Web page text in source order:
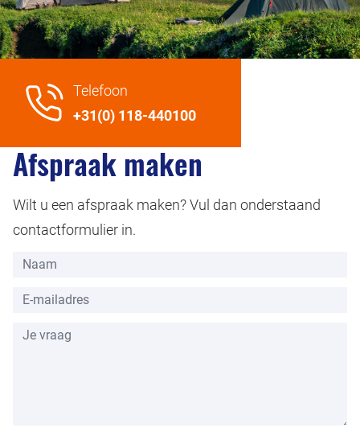
Telefoon
+31(0) 118-440100
Afspraak maken
Wilt u een afspraak maken? Vul dan onderstaand
contactformulier in.